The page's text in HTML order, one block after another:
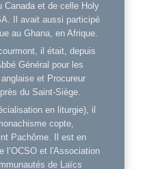
Canada et de celle Holy
Il avait aussi participé
au Ghana, en Afrique.
il était, depuis
Général pour les
et Procureur
du Saint-Siège.
en liturgie), il
copte,
Pachôme. Il est en
l’OCSO et l'Association
de Laïcs